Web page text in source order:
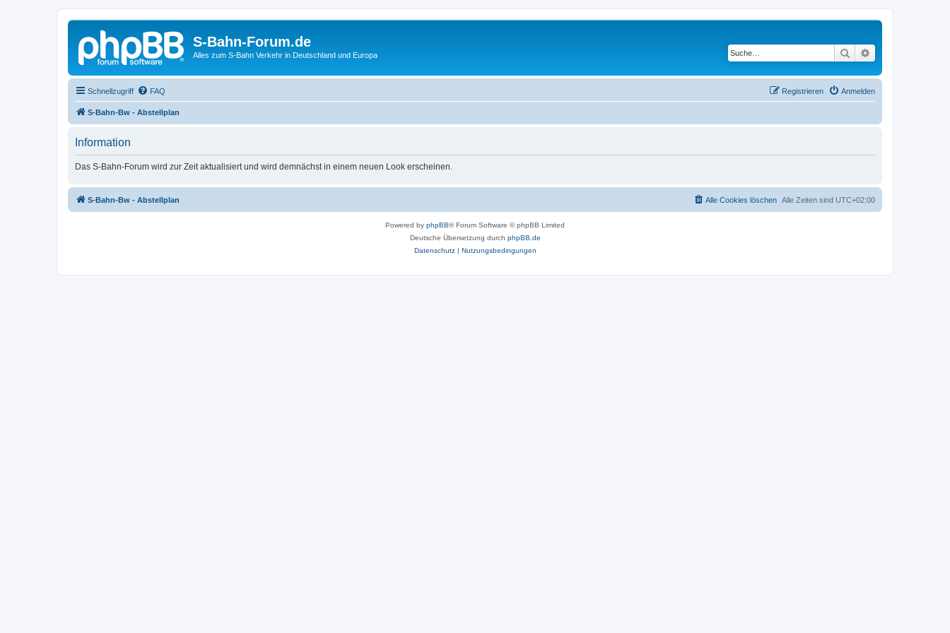
S-Bahn-Forum.de
Alles zum S-Bahn Verkehr in Deutschland und Europa Suche
Schnellzugriff FAQ Anmelden
Registrieren
S-Bahn-Bw - Abstellplan
Information
Das S-Bahn-Forum wird zur Zeit aktualisiert und wird demnächst in einem neuen Look erscheinen.
S-Bahn-Bw - Abstellplan Alle Zeiten sind UTC+02:00
Alle Cookies löschen
Powered by phpBB® Forum Software © phpBB Limited
Deutsche Übersetzung durch phpBB.de
Datenschutz| Nutzungsbedingungen